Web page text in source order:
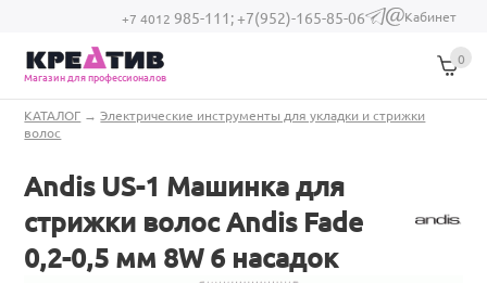
Перейти к основному содержанию
+7 4012 985-111;+7(952)-165-85-06
(link sends e-
Кабинет
Магазин для профессионалов
0
Вы здесь
КАТАЛОГ →Электрические инструменты для укладки и стрижки
волос
Andis US-1 Машинка для
стрижки волос Andis Fade
0,2-0,5 мм 8W 6 насадок